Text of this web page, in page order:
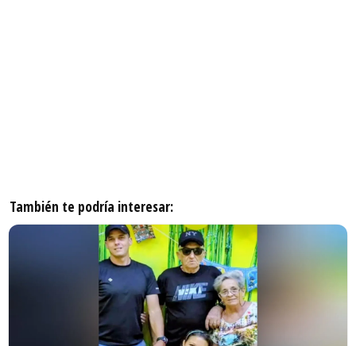
También te podría interesar: